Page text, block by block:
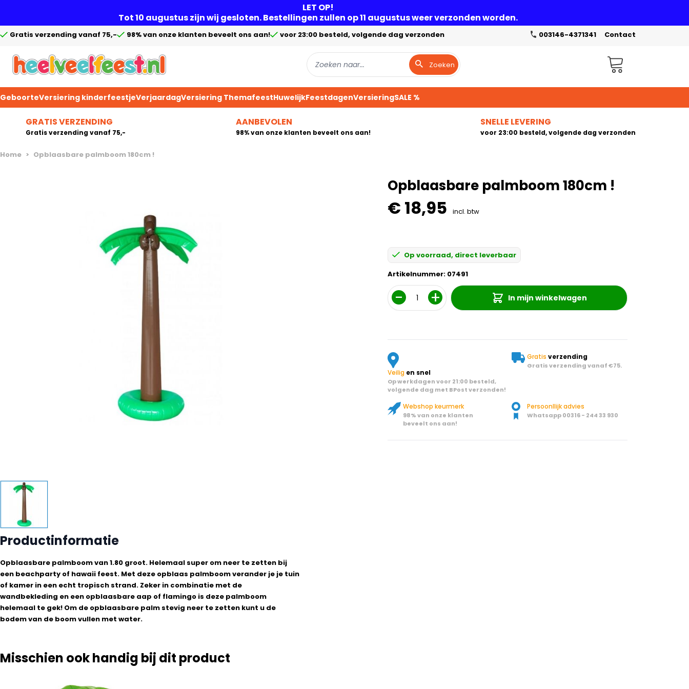
LET OP!
Tot 10 augustus zijn wij gesloten. Bestellingen zullen op 11 augustus weer verzonden worden.
Gratis verzending vanaf 75,- 98% van onze klanten beveelt ons aan! voor 23:00 besteld, volgende dag verzonden 003146-4371341 Contact
Zoeken Winkelwagen
GeboorteVersiering kinderfeestjeVerjaardagVersiering ThemafeestHuwelijkFeestdagenVersieringSALE %
GRATIS VERZENDING
Gratis verzending vanaf 75,-
AANBEVOLEN
98% van onze klanten beveelt ons aan!
SNELLE LEVERING
voor 23:00 besteld, volgende dag verzonden
Home > Opblaasbare palmboom 180cm !
Opblaasbare palmboom 180cm !
€ 18,95 incl. btw
Op voorraad, direct leverbaar
Artikelnummer: 07491
Aantal
In mijn winkelwagen
Veilig en snel
Op werkdagen voor 21:00 besteld,
volgende dag met BPost verzonden!
Gratis verzending
Gratis verzending vanaf €75.
Webshop keurmerk
98% van onze klanten
beveelt ons aan!
Persoonllijk advies
Whatsapp 00316 - 244 33 930
Productinformatie
Opblaasbare palmboom van 1.80 groot. Helemaal super om neer te zetten bij
een beachparty of hawaii feest. Met deze opblaas palmboom verander je je tuin
of kamer in een echt tropisch strand. Zeker in combinatie met de
wandbekleding en een opblaasbare aap of flamingo is deze palmboom
helemaal te gek! Om de opblaasbare palm stevig neer te zetten kunt u de
bodem van de boom vullen met water.
Misschien ook handig bij dit product